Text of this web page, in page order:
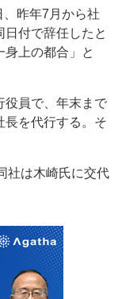
昨年7月から社
付で辞任したと
上の都合」と
員で、年末まで
長を代行する。そ
社は木崎氏に交代